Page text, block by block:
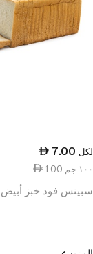
7.00 لكل
1.00 ١٠٠ جم
سبينس فود خبز أبيض 700غ